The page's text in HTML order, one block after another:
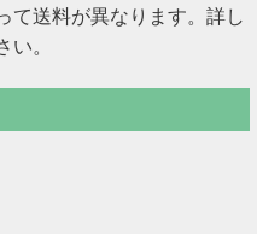
て送料が異なります。詳し
。